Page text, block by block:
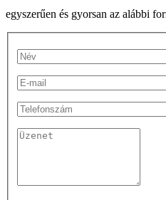
egyszerűen és gyorsan az alábbi